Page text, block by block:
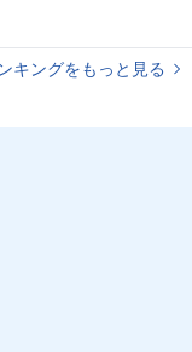
キングをもっと見る